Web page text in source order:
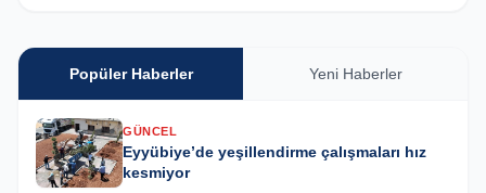
Popüler Haberler Yeni Haberler
GÜNCEL
Eyyübiye’de yeşillendirme çalışmaları hız
kesmiyor